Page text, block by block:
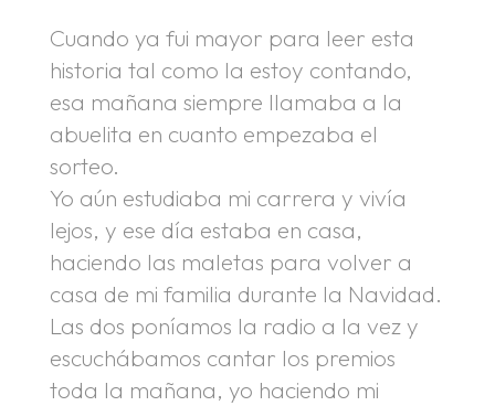
Cuando ya fui mayor para leer esta
historia tal como la estoy contando,
esa mañana siempre llamaba a la
abuelita en cuanto empezaba el
sorteo.
Yo aún estudiaba mi carrera y vivía
lejos, y ese día estaba en casa,
haciendo las maletas para volver a
casa de mi familia durante la Navidad.
Las dos poníamos la radio a la vez y
escuchábamos cantar los premios
toda la mañana, yo haciendo mi